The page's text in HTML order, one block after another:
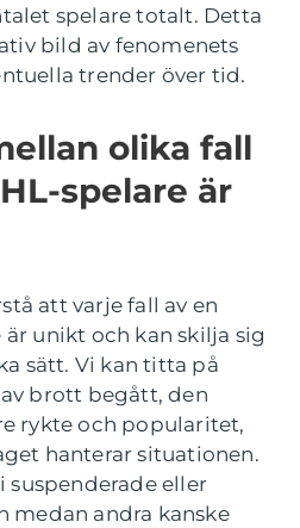
spelare totalt. Detta
bild av fenomenets
trender över tid.
olika fall
spelare är
att varje fall av en
unikt och kan skilja sig
sätt. Vi kan titta på
brott begått, den
rykte och popularitet,
hanterar situationen.
suspenderade eller
medan andra kanske